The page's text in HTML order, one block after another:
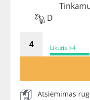
D
Likutis >4
Atsiėmimas